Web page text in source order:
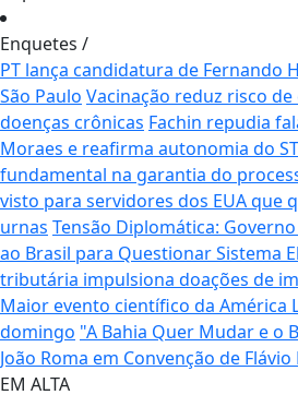
Enquetes /
PT lança candidatura de Fernando
São Paulo Vacinação reduz risco
doenças crônicas Fachin repudia
Moraes e reafirma autonomia do
fundamental na garantia do
visto para servidores dos EUA que
urnas Tensão Diplomática:
ao Brasil para Questionar Sistema
tributária impulsiona doações de
Maior evento científico da América
domingo "A Bahia Quer Mudar e o
João Roma em Convenção de
EM ALTA